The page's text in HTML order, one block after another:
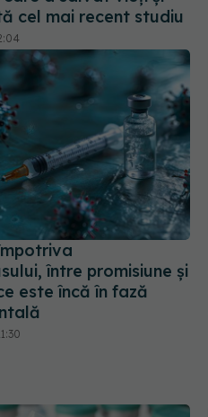
cel mai recent studiu
între promisiune și
este încă în fază